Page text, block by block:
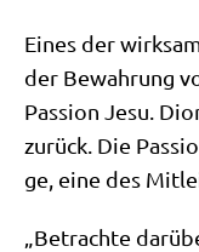
Eines der
der Bewah­rung
Pas­si­on Jesu.
zurück. Die
ge, eine des
„Betrach­te